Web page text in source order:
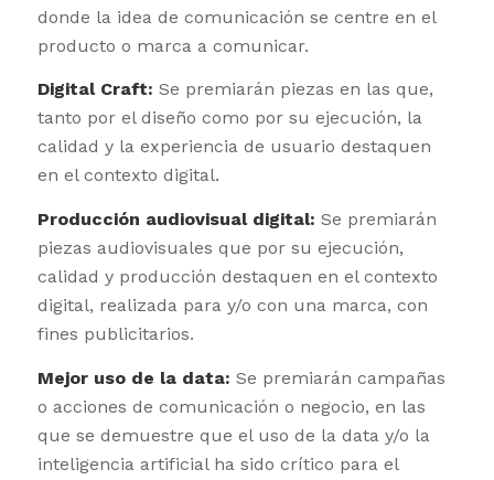
donde la idea de comunicación se centre en el
producto o marca a comunicar.
Digital Craft: Se premiarán piezas en las que,
tanto por el diseño como por su ejecución, la
calidad y la experiencia de usuario destaquen
en el contexto digital.
Producción audiovisual digital: Se premiarán
piezas audiovisuales que por su ejecución,
calidad y producción destaquen en el contexto
digital, realizada para y/o con una marca, con
fines publicitarios.
Mejor uso de la data: Se premiarán campañas
o acciones de comunicación o negocio, en las
que se demuestre que el uso de la data y/o la
inteligencia artificial ha sido crítico para el